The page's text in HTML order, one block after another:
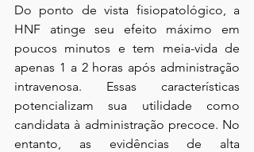
Do ponto de vista fisiopatológico, a
HNF atinge seu efeito máximo em
poucos minutos e tem meia-vida de
apenas 1 a 2 horas após administração
intravenosa. Essas características
potencializam sua utilidade como
candidata à administração precoce. No
entanto, as evidências de alta